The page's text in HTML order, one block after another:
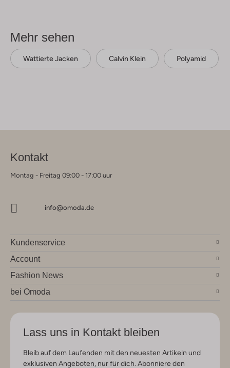
Mehr sehen
Wattierte Jacken Calvin Klein Polyamid
Kontakt
Montag - Freitag 09:00 - 17:00 uur
info@omoda.de
Kundenservice
Account
Fashion News
bei Omoda
Lass uns in Kontakt bleiben
Bleib auf dem Laufenden mit den neuesten Artikeln und
exklusiven Angeboten, nur für dich. Abonniere den